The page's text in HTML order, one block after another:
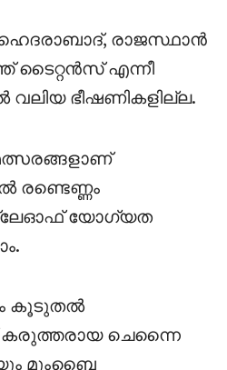
രാജസ്ഥാൻ
ടൈറ്റൻസ് എന്നീ
വലിയ ഭീഷണികളില്ല.
രണ്ടെണ്ണം
പ്ലേഓഫ് യോഗ്യത
കൂടുതൽ
കരുത്തരായ ചെന്നൈ
മുംബൈ